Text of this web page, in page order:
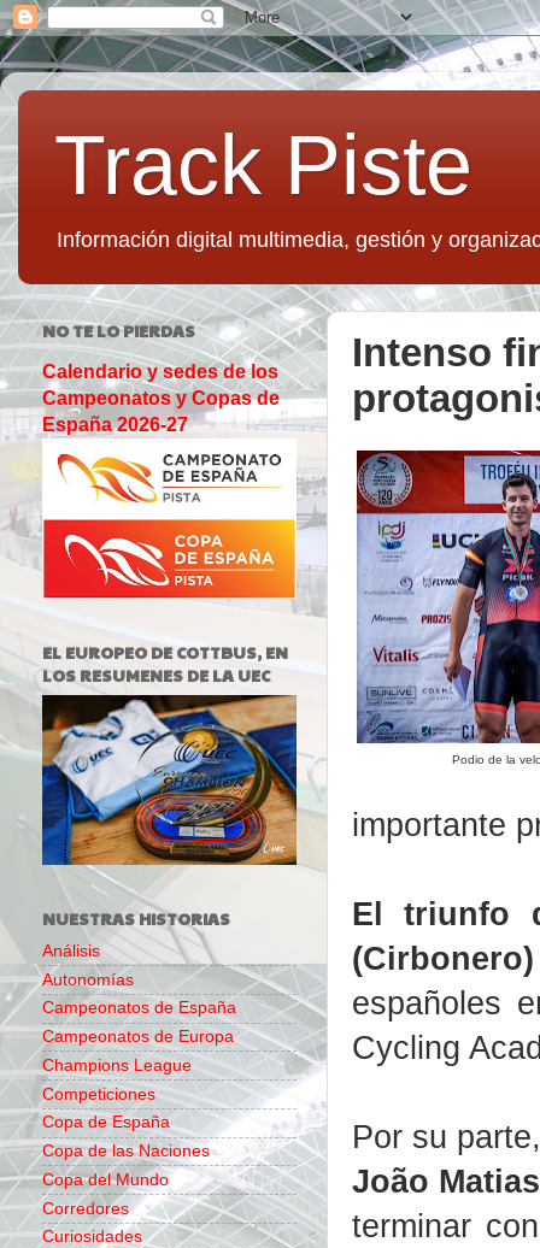
Track Piste
Información digital multimedia, gestión y
Intenso
Podio de la
importante
El triunfo
españoles
Cycling
Por su
João
terminar
NO TE LO PIERDAS
Calendario y sedes de los
Campeonatos y Copas de
España 2026-27
EL EUROPEO DE COTTBUS, EN
LOS RESUMENES DE LA UEC
NUESTRAS HISTORIAS
Análisis
Autonomías
Campeonatos de España
Campeonatos de Europa
Champions League
Competiciones
Copa de España
Copa de las Naciones
Copa del Mundo
Corredores
Curiosidades